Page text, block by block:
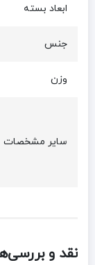
ابعاد بسته
جنس
وزن
سایر مشخصات
نقد و